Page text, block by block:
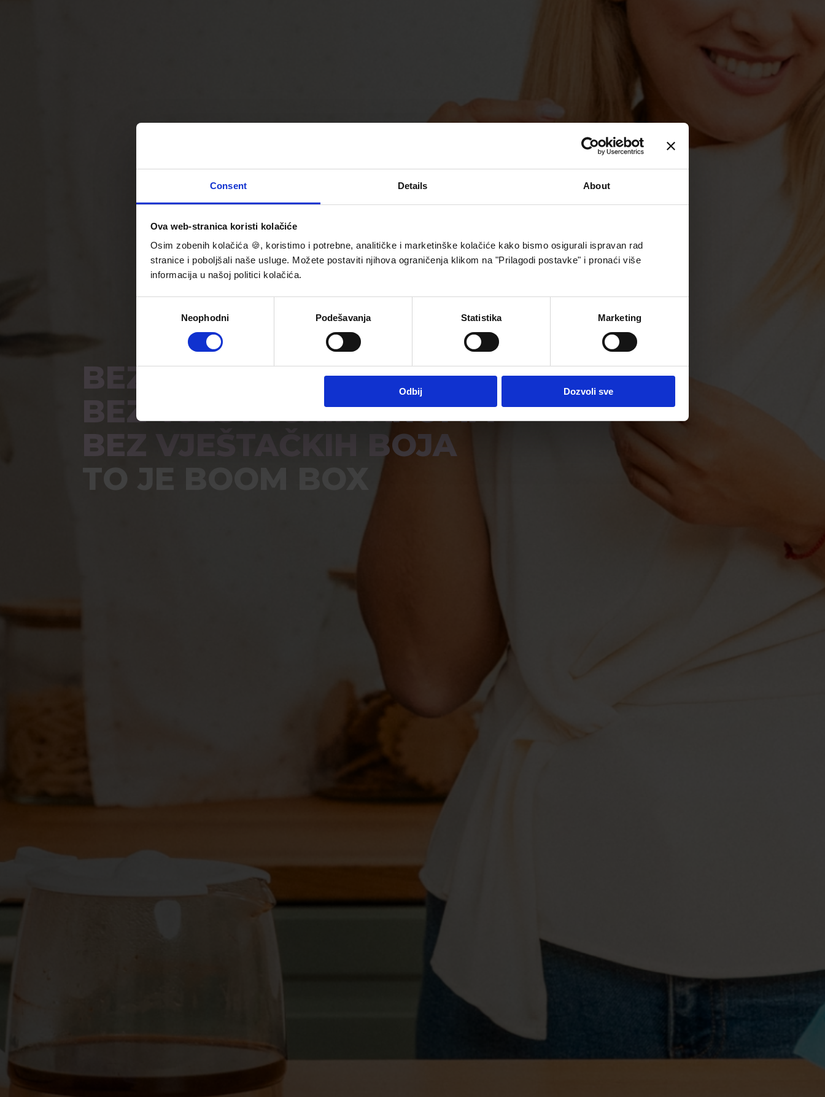
Consent Details About
Ova web-stranica koristi kolačiće
Osim zobenih kolačića 🍪, koristimo i potrebne, analitičke i marketinške kolačiće kako bismo osigurali ispravan rad
stranice i poboljšali naše usluge. Možete postaviti njihova ograničenja klikom na "Prilagodi postavke" i pronaći više
informacija u našoj politici kolačića.
Neophodni Podešavanja Statistika Marketing
Odbij Dozvoli sve
BEZ DODANOG ŠEĆERA
BEZ VJEŠTAČKIH AROMA
BEZ VJEŠTAČKIH BOJA
TO JE BOOM BOX